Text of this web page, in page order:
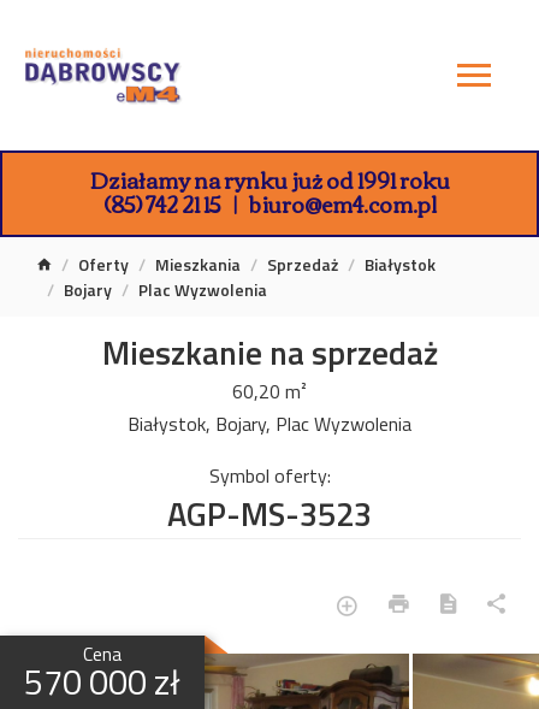
Działamy na rynku już od 1991 roku
(85) 742 21 15 biuro@em4.com.pl
Oferty Mieszkania Sprzedaż
Białystok
Bojary
Plac Wyzwolenia
Mieszkanie na sprzedaż
60,20 m²
Białystok, Bojary, Plac Wyzwolenia
Symbol oferty:
AGP-MS-3523
Cena
570 000 zł